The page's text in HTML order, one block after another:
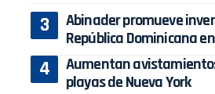
Abinader promueve
República Dominicana
Aumentan
playas de Nueva York